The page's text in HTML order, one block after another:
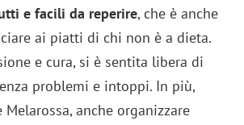
e facili da reperire, che è anche
ai piatti di chi non è a dieta.
e cura, si è sentita libera di
problemi e intoppi. In più,
anche organizzare